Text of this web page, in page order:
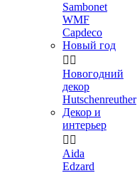
Sambonet
WMF
Capdeco
Новый год
 
Новогодний
декор
Hutschenreuther
Декор и
интерьер
 
Aida
Edzard